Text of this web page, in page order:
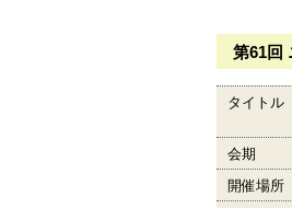
第61回
タイトル
会期
開催場所